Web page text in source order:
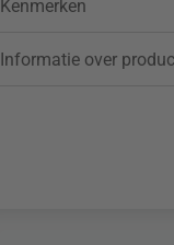
Kenmerken
Informatie over